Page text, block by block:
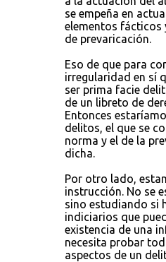
se empeña en
elementos fácticos
de prevaricación.
Eso de que para
irregularidad en sí
ser prima facie
de un libreto de
Entonces
delitos, el que se
norma y el de la
dicha.
Por otro lado,
instrucción. No se
sino estudiando si
indiciarios que
existencia de una
necesita probar
aspectos de un